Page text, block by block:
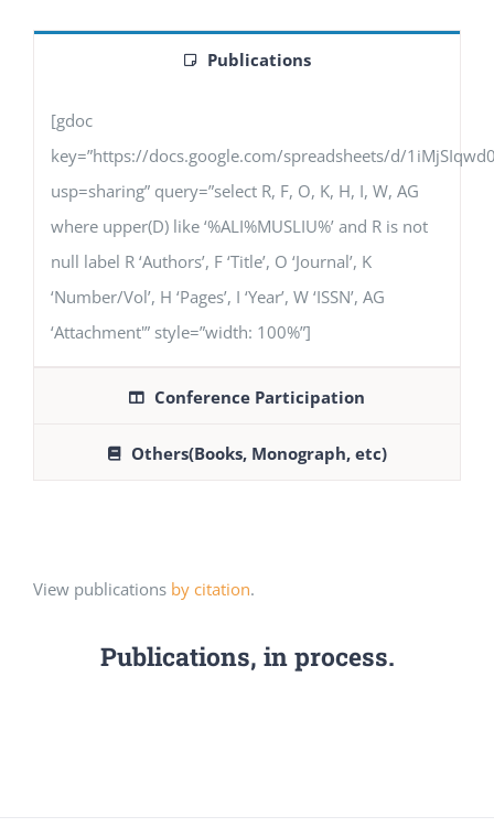
Publications
[gdoc
key=”https://docs.google.com/spreadsheets/d/
usp=sharing” query=”select R, F, O, K, H, I, W, AG
where upper(D) like ‘%ALI%MUSLIU%’ and R is not
null label R ‘Authors’, F ‘Title’, O ‘Journal’, K
‘Number/Vol’, H ‘Pages’, I ‘Year’, W ‘ISSN’, AG
‘Attachment'” style=”width: 100%”]
Conference Participation
Others(Books, Monograph, etc)
View publications by citation.
Publications, in process.